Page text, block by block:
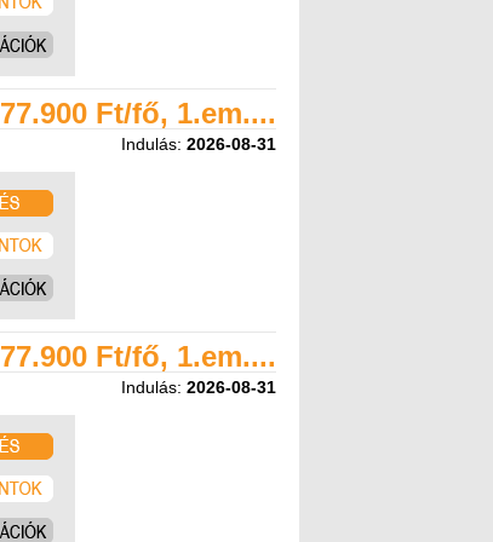
77.900 Ft/fő, 1.em....
Indulás: 2026-08-31
77.900 Ft/fő, 1.em....
Indulás: 2026-08-31